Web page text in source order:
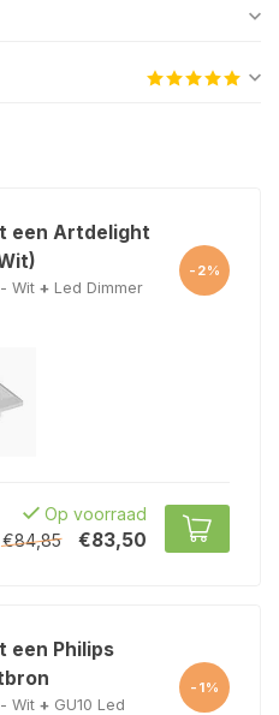
een Artdelight
Wit + Led Dimmer
-2%
Op voorraad
€84,85
€83,50
een Philips
Wit + GU10 Led
-1%